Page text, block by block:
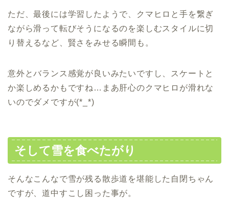
ただ、最後には学習したようで、クマヒロと手を繋ぎ
ながら滑って転びそうになるのを楽しむスタイルに切
り替えるなど、賢さをみせる瞬間も。
意外とバランス感覚が良いみたいですし、スケートと
か楽しめるかもですね…まあ肝心のクマヒロが滑れな
いのでダメですが(*_*)
そして雪を食べたがり
そんなこんなで雪が残る散歩道を堪能した自閉ちゃん
ですが、道中すこし困った事が。